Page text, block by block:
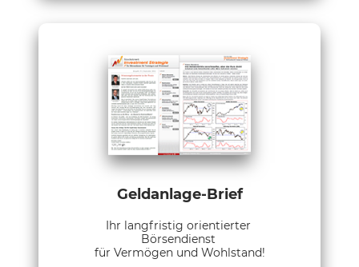
Geldanlage-Brief
Ihr langfristig orientierter
Börsendienst
für Vermögen und Wohlstand!